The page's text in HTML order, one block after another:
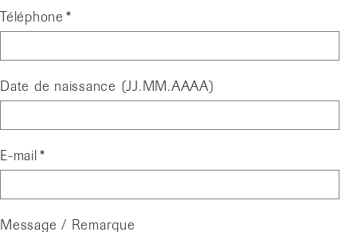
Téléphone
Date de naissance (JJ.MM.AAAA)
E-mail
Message / Remarque